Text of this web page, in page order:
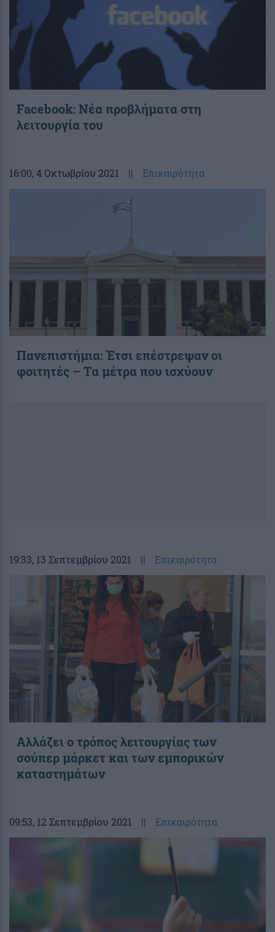
Facebook: Νέα προβλήματα στη
λειτουργία του
16:00, 4 Οκτωβρίου 2021 || Επικαιρότητα
Πανεπιστήμια: Έτσι επέστρεψαν οι
φοιτητές – Τα μέτρα που ισχύουν
19:33, 13 Σεπτεμβρίου 2021 || Επικαιρότητα
Αλλάζει ο τρόπος λειτουργίας των
σούπερ μάρκετ και των εμπορικών
καταστημάτων
09:53, 12 Σεπτεμβρίου 2021 || Επικαιρότητα